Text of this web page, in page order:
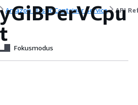
Amazon Elastic Container Service API
Fokusmodus